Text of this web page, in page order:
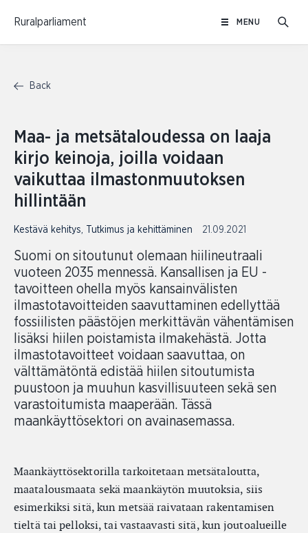
Ruralparliament MENU
Back
Maa- ja metsätaloudessa on laaja
kirjo keinoja, joilla voidaan
vaikuttaa ilmastonmuutoksen
hillintään
Kestävä kehitys, Tutkimus ja kehittäminen 21.09.2021
Suomi on sitoutunut olemaan hiilineutraali
vuoteen 2035 mennessä. Kansallisen ja EU -
tavoitteen ohella myös kansainvälisten
ilmastotavoitteiden saavuttaminen edellyttää
fossiilisten päästöjen merkittävän vähentämisen
lisäksi hiilen poistamista ilmakehästä. Jotta
ilmastotavoitteet voidaan saavuttaa, on
välttämätöntä edistää hiilen sitoutumista
puustoon ja muuhun kasvillisuuteen sekä sen
varastoitumista maaperään. Tässä
maankäyttösektori on avainasemassa.
Maankäyttösektorilla tarkoitetaan metsätaloutta,
maatalousmaata sekä maankäytön muutoksia, siis
esimerkiksi sitä, kun metsää raivataan rakentamisen
tieltä tai pelloksi, tai vastaavasti sitä, kun joutoalueille